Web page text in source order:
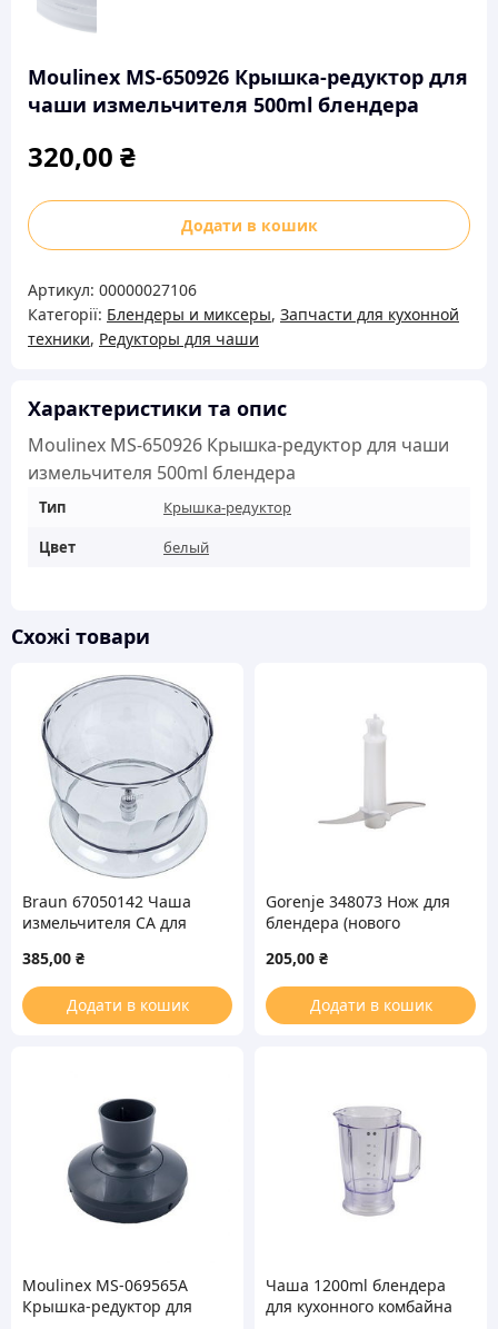
Moulinex MS-650926 Крышка-редуктор для
чаши измельчителя 500ml блендера
320,00 ₴
Moulinex
MS-
Крышка-
редуктор
для
измельчителя
500ml
Додати в кошик
Артикул: 00000027106
Категорії: Блендеры и миксеры, Запчасти для кухонной
техники, Редукторы для чаши
Характеристики та опис
Moulinex MS-650926 Крышка-редуктор для чаши
измельчителя 500ml блендера
Тип
Крышка-редуктор
Цвет
белый
Схожі товари
Braun 67050142 Чаша
измельчителя CA для
385,00 ₴
Додати в кошик
Gorenje 348073 Нож для
блендера (нового
205,00 ₴
Додати в кошик
Moulinex MS-069565A
Крышка-редуктор для
Чаша 1200ml блендера
для кухонного комбайна